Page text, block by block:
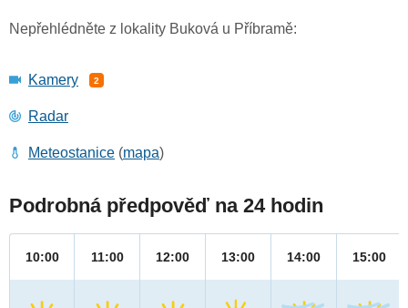
Nepřehlédněte z lokality Buková u Příbramě:
Kamery 2
Radar
Meteostanice (mapa)
Podrobná předpověď na 24 hodin
10:00 11:00 12:00 13:00 14:00 15:00